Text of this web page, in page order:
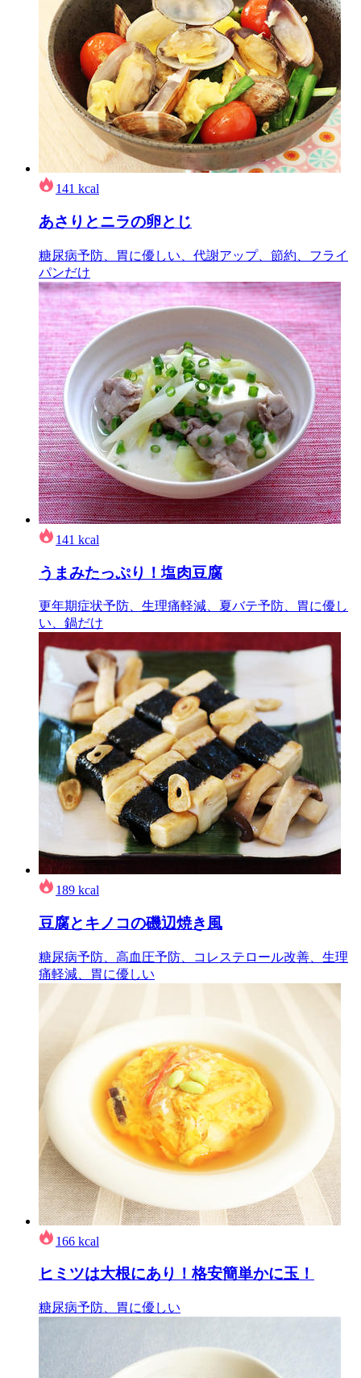
141 kcal
あさりとニラの卵とじ
糖尿病予防、胃に優しい、代謝アップ、節約、フライ
パンだけ
141 kcal
うまみたっぷり！塩肉豆腐
更年期症状予防、生理痛軽減、夏バテ予防、胃に優し
い、鍋だけ
189 kcal
豆腐とキノコの磯辺焼き風
糖尿病予防、高血圧予防、コレステロール改善、生理
痛軽減、胃に優しい
166 kcal
ヒミツは大根にあり！格安簡単かに玉！
糖尿病予防、胃に優しい